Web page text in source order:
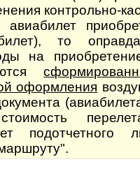
контрольно-
то
на
оформления